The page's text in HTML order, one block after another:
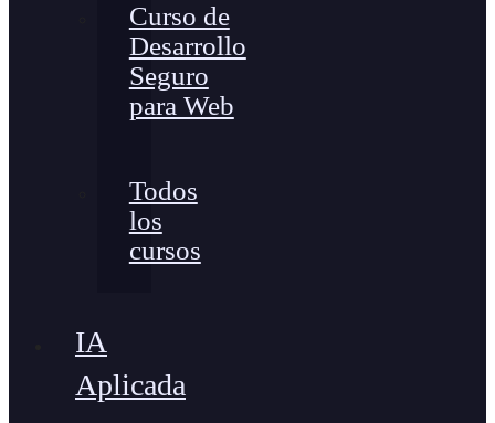
Curso de
Desarrollo
Seguro
para Web
Todos
los
cursos
IA
Aplicada